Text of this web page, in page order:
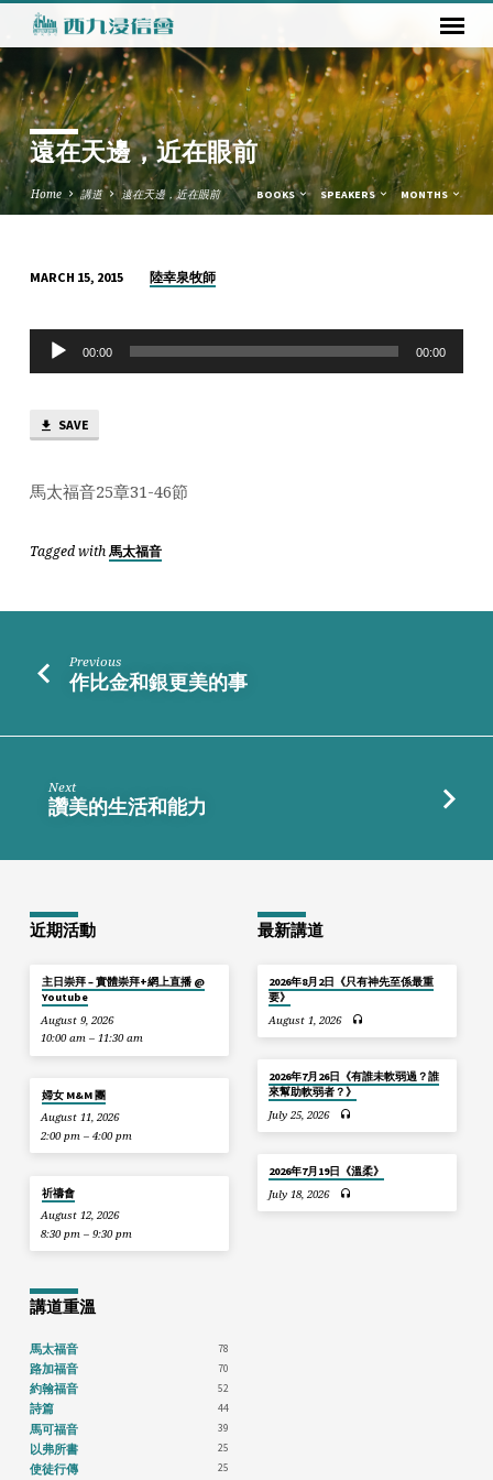
遠在天邊，近在眼前
Home 講道 遠在天邊，近在眼前 BOOKS SPEAKERS MONTHS
在
天
邊，
在
前
MARCH 15, 2015 陸幸泉牧師
Audio
Player
00:00 00:00
SAVE
馬太福音25章31-46節
Tagged with 馬太福音
Previous
作比金和銀更美的事
Next
讚美的生活和能力
近期活動
主日崇拜 – 實體崇拜+網上直播 @
Youtube
August 9, 2026
10:00 am – 11:30 am
婦女 M&M 團
August 11, 2026
2:00 pm – 4:00 pm
祈禱會
August 12, 2026
8:30 pm – 9:30 pm
最新講道
2026年8月2日《只有神先至係最重
要》
August 1, 2026
2026年7月26日《有誰未軟弱過？誰
來幫助軟弱者？》
July 25, 2026
2026年7月19日《溫柔》
July 18, 2026
講道重溫
馬太福音 78
路加福音 70
約翰福音 52
詩篇 44
馬可福音 39
以弗所書 25
使徒行傳 25